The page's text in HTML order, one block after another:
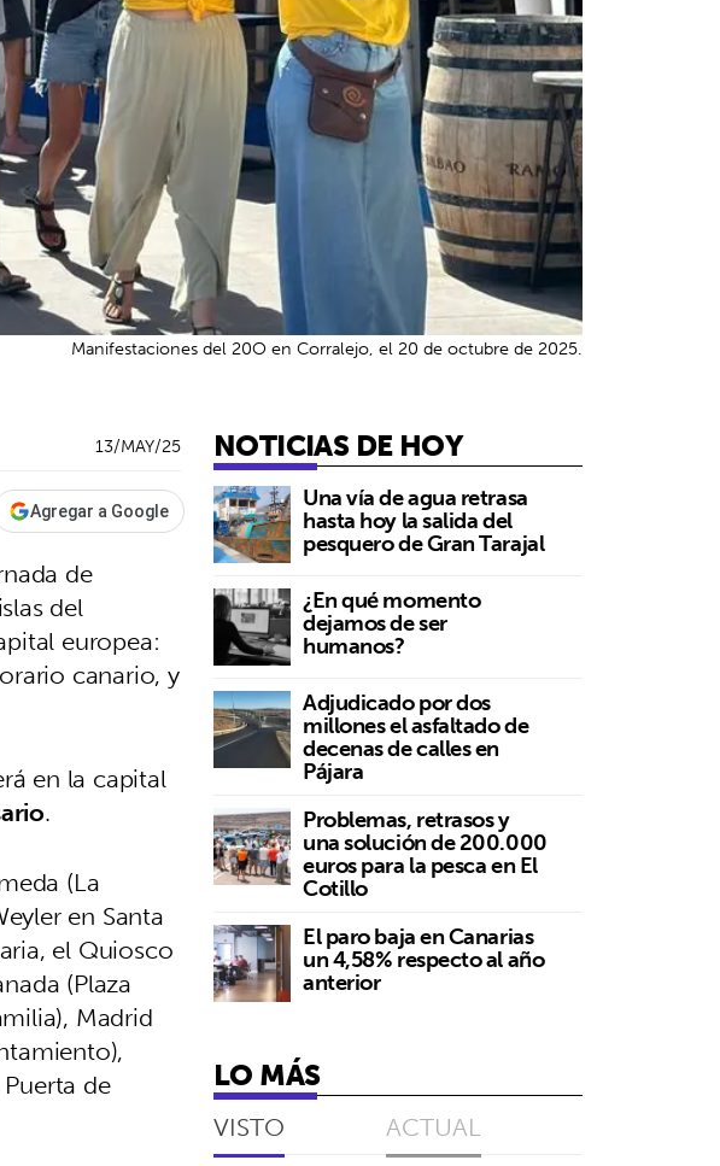
Manifestaciones del 20O en Corralejo, el 20 de octubre de 2025.
13/MAY/25
Agregar a Google
de
del
europea:
canario, y
en la capital
.
(La
en Santa
el Quiosco
(Plaza
Madrid
de
NOTICIAS DE HOY
Una vía de agua retrasa
hasta hoy la salida del
pesquero de Gran Tarajal
¿En qué momento
dejamos de ser
humanos?
Adjudicado por dos
millones el asfaltado de
decenas de calles en
Pájara
Problemas, retrasos y
una solución de 200.000
euros para la pesca en El
Cotillo
El paro baja en Canarias
un 4,58% respecto al año
anterior
LO MÁS
VISTO ACTUAL